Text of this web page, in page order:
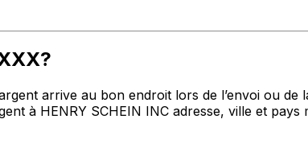
arrive au bon endroit lors de l’envoi ou de
à HENRY SCHEIN INC adresse, ville et